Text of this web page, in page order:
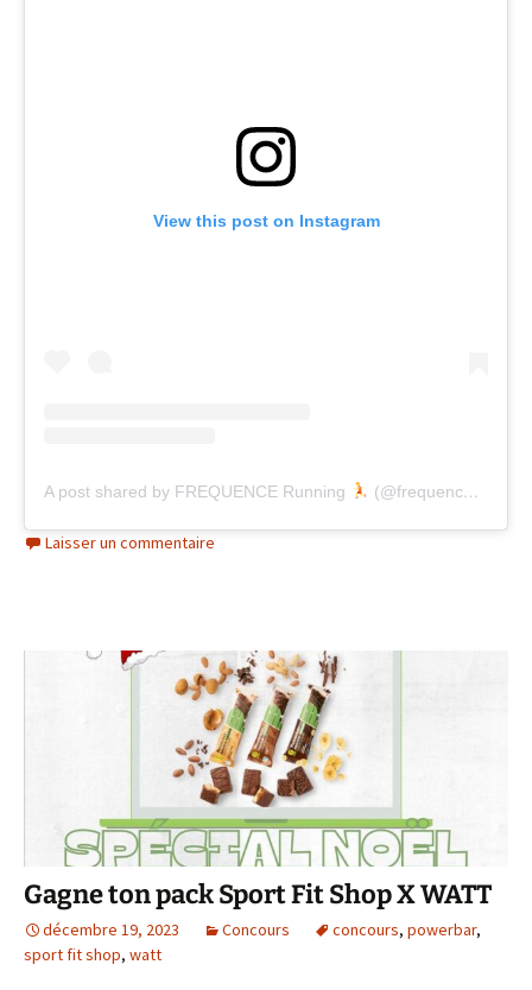
View this post on Instagram
A post shared by FREQUENCE Running (@frequencerunning)
Laisser un commentaire
Gagne ton pack Sport Fit Shop X WATT
décembre 19, 2023 Concours concours, powerbar,
sport fit shop, watt